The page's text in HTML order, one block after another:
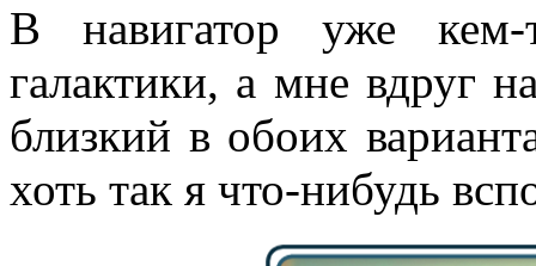
В навигатор уже
галактики, а мне вдруг
близкий в обоих
хоть так я что-нибудь